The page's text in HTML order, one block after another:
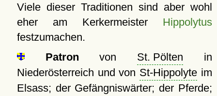
Viele dieser Traditionen sind aber wohl
eher am Kerkermeister Hippolytus
festzumachen.
Patron von St. Pölten in
Niederösterreich und von St-Hippolyte im
Elsass; der Gefängniswärter; der Pferde;